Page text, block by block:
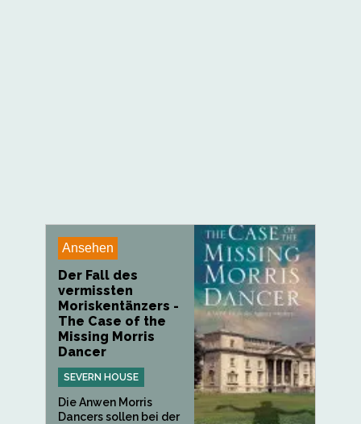
Ansehen
Der Fall des
vermissten
Moriskentänzers -
The Case of the
Missing Morris
Dancer
SEVERN HOUSE
Die Anwen Morris
Dancers sollen bei der